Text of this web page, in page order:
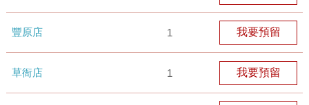
豐原店 1 我要預留
草衙店 1 我要預留